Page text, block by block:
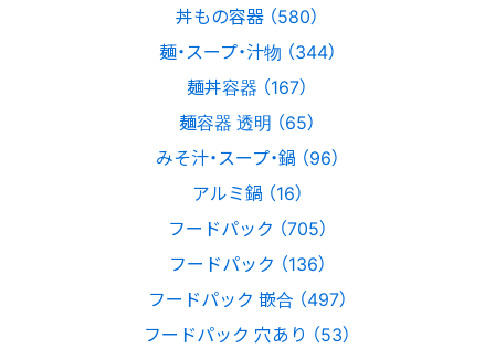
丼もの容器 （580）
麺・スープ・汁物 （344）
麺丼容器 （167）
麺容器 透明 （65）
みそ汁・スープ・鍋 （96）
アルミ鍋 （16）
フードパック （705）
フードパック （136）
フードパック 嵌合 （497）
フードパック 穴あり （53）